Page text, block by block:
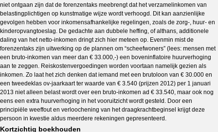
niet ontgaan zijn dat de forenzentaks meebrengt dat het verzamelinkomen van
belastingplichtigen op kunstmatige wijze wordt verhoogd. Dit kan aanzienlijke
gevolgen hebben voor inkomensafhankelijke regelingen, zoals de zorg-, huur- en
kinderopvangtoeslag. De gedachte aan dubbele heffing, of althans, additionele
daling van het netto-inkomen dringt zich hier meteen op. Evenmin mist de
forenzentaks zijn uitwerking op de plannen om “scheefwoners” (lees: mensen met
een bruto-inkomen van meer dan € 33.000,-) een boveninflatoire huurverhoging
aan te zeggen. Reiskostenvergoedingen worden voortaan namelijk gezien als
inkomen. Zo laat het zich denken dat iemand met een brutoloon van € 30.000 en
een tweedeklas ov-jaarkaart ter waarde van € 3.540 (prijzen 2012) per 1 januari
2013 niet alleen belast wordt over een bruto-inkomen ad € 33.540, maar ook nog
eens een extra huurverhoging in het vooruitzicht wordt gesteld. Door een
principiële weeffout en verloochening van het draagkrachtbeginsel krijgt deze
persoon in kwestie aldus meerdere rekeningen gepresenteerd.
Kortzichtig boekhouden